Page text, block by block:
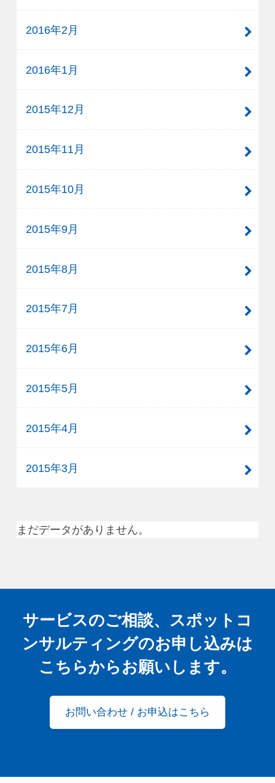
2016年2月
2016年1月
2015年12月
2015年11月
2015年10月
2015年9月
2015年8月
2015年7月
2015年6月
2015年5月
2015年4月
2015年3月
まだデータがありません。
サービスのご相談、スポットコ
ンサルティングのお申し込みは
こちらからお願いします。
お問い合わせ / お申込はこちら